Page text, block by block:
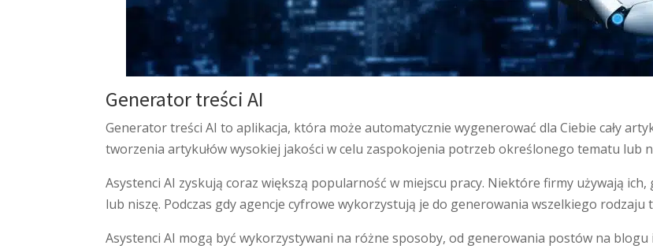
Generator treści AI
Generator treści AI to aplikacja, która może automatycznie wygenerować dla Ciebie cały
tworzenia artykułów wysokiej jakości w celu zaspokojenia potrzeb określonego tematu lub
Asystenci AI zyskują coraz większą popularność w miejscu pracy. Niektóre firmy używają
lub niszę. Podczas gdy agencje cyfrowe wykorzystują je do generowania wszelkiego rodzaju
Asystenci AI mogą być wykorzystywani na różne sposoby, od generowania postów na